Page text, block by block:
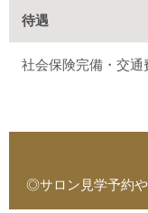
待遇
社会保険完備・交通
◎サロン見学予約